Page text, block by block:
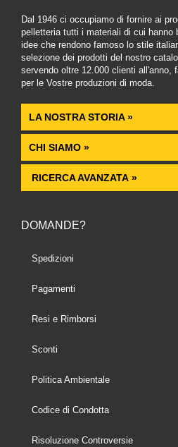
Dal 1946 ci occupiamo di fornire ai
pelletteria tutti i materiali di cui hanno
idee che rendono famoso lo stile
selezione dei prodotti del nostro
servendo oltre 12.000 clienti all'anno,
per le Vostre produzioni di moda.
LA NOSTRA STORIA »
CHI SIAMO »
RICERCA AVANZATA »
DOMANDE?
Spedizioni
Pagamenti
Resi e Rimborsi
Sconti
Politica Ambientale
Codice di Condotta
Risoluzione Controversie